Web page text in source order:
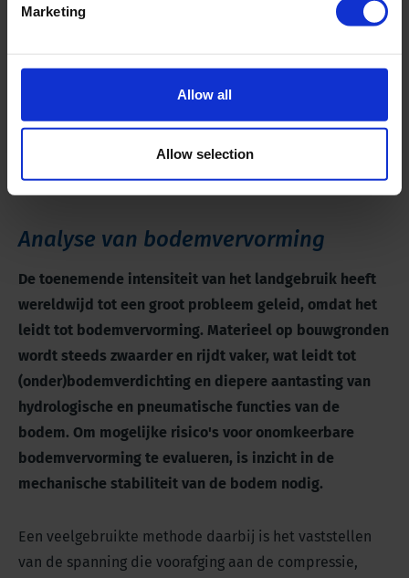
Marketing
Allow all
Allow selection
Analyse van bodemvervorming
De toenemende intensiteit van het landgebruik heeft
wereldwijd tot een groot probleem geleid, omdat het
leidt tot bodemvervorming. Materieel op bouwgronden
wordt steeds zwaarder en rijdt vaker, wat leidt tot
(onder)bodemverdichting en diepere aantasting van
hydrologische en pneumatische functies van de
bodem. Om mogelijke risico's voor onomkeerbare
bodemvervorming te evalueren, is inzicht in de
mechanische stabiliteit van de bodem nodig.
Een veelgebruikte methode daarbij is het vaststellen
van de spanning die voorafging aan de compressie,